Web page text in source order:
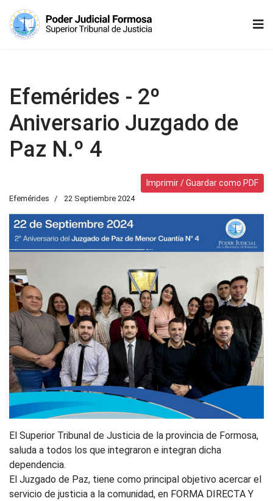
Efemérides - 2º
Aniversario Juzgado de
Paz N.º 4
Imprimir / Guardar como PDF
Efemérides 22 Septiembre 2024
El Superior Tribunal de Justicia de la provincia de Formosa,
saluda a todos los que integraron e integran dicha
dependencia.
El Juzgado de Paz, tiene como principal objetivo acercar el
servicio de justicia a la comunidad, en FORMA DIRECTA Y